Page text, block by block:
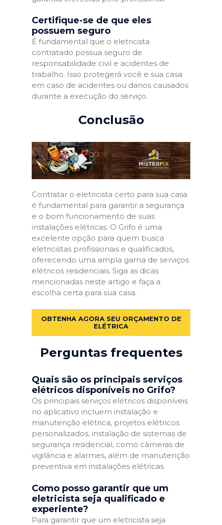
Certifique-se de que eles
possuem seguro
É fundamental que o eletricista
contratado possua seguro de
responsabilidade civil e acidentes de
trabalho. Isso protegerá você e sua casa
em caso de acidentes ou danos causados
durante a execução do serviço.
Conclusão
Contratar o eletricista certo para sua casa
é fundamental para garantir a segurança
e o bom funcionamento de suas
instalações elétricas. O Grifo é uma
excelente opção para quem busca
eletricistas profissionais e qualificados,
oferecendo uma ampla gama de serviços
elétricos residenciais. Siga as dicas
mencionadas neste artigo e faça a
escolha certa para sua casa.
OBTENHA AGORA SEU ORÇAMENTO DE
ELÉTRICA
Perguntas frequentes
Quais são os principais serviços
elétricos disponíveis no Grifo?
Os principais serviços elétricos disponíveis
no aplicativo incluem instalação e
manutenção elétrica, projetos elétricos
personalizados, instalação de sistemas de
segurança residencial, como câmeras de
vigilância e alarmes, além de manutenção
preventiva em instalações elétricas.
Como posso garantir que um
eletricista seja qualificado e
experiente?
Para garantir que um eletricista seja